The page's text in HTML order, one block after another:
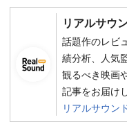
リアルサウ
話題作のレビ
績分析、人気
観るべき映画
記事をお届け
リアルサウン